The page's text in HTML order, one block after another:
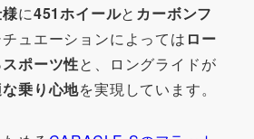
に451ホイールと カーボンフ
ュエーションによっては ロー
ポーツ性と、ロングライドが
乗り心地を実現しています。